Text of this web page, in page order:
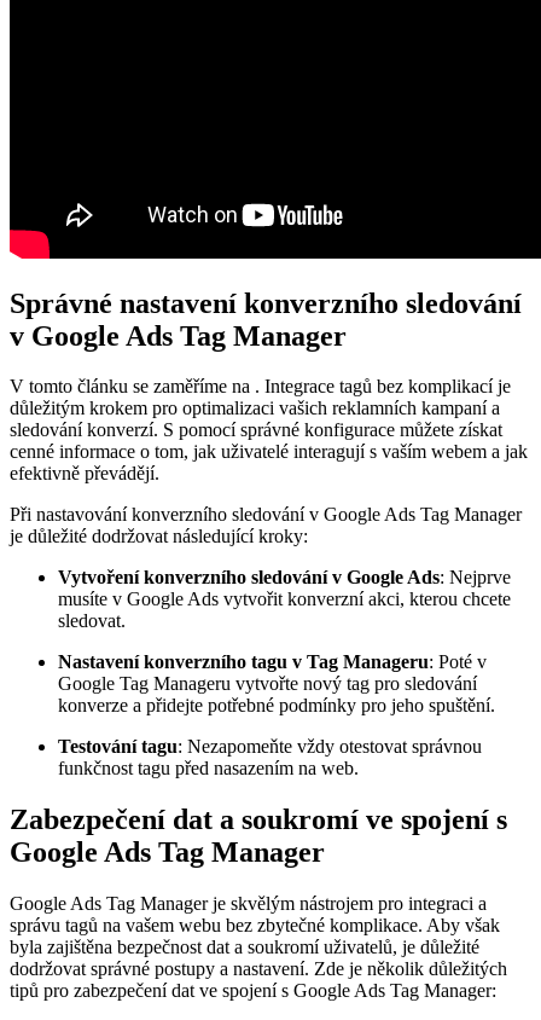
Správné nastavení konverzního sledování
v Google Ads Tag Manager
V tomto článku se zaměříme na . Integrace tagů bez komplikací je
důležitým krokem pro optimalizaci vašich reklamních kampaní a
sledování konverzí. S pomocí správné konfigurace můžete získat
cenné informace o tom, jak uživatelé interagují s vaším webem a jak
efektivně převádějí.
Při nastavování konverzního sledování v Google Ads Tag Manager
je důležité dodržovat následující kroky:
Vytvoření konverzního sledování v Google Ads: Nejprve
musíte v Google Ads vytvořit konverzní akci, kterou chcete
sledovat.
Nastavení konverzního tagu v Tag Manageru: Poté v
Google Tag Manageru vytvořte nový tag pro sledování
konverze a přidejte potřebné podmínky pro jeho spuštění.
Testování tagu: Nezapomeňte vždy otestovat správnou
funkčnost tagu před nasazením na web.
Zabezpečení dat a soukromí ve spojení s
Google Ads Tag Manager
Google Ads Tag Manager je skvělým nástrojem pro integraci a
správu tagů na vašem webu bez zbytečné komplikace. Aby však
byla zajištěna bezpečnost dat a soukromí uživatelů, je důležité
dodržovat správné postupy a nastavení. Zde je několik důležitých
tipů pro zabezpečení dat ve spojení s Google Ads Tag Manager: